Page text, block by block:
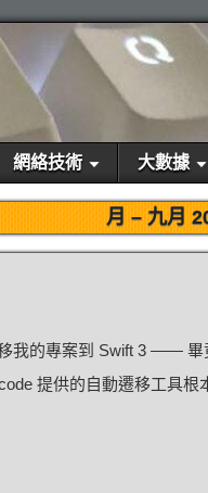
網絡技術 大數據
月 –九月
我的專案到 Swift 3 —— 畢
提供的自動遷移工具根